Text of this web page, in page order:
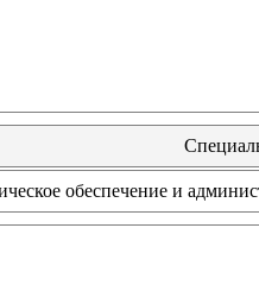
обеспечение и